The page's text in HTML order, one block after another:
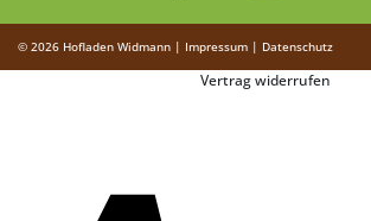
© 2026 Hofladen Widmann | Impressum | Datenschutz
Vertrag widerrufen